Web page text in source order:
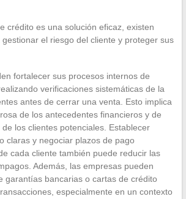
crédito es una solución eficaz, existen
el riesgo del cliente y proteger sus
fortalecer sus procesos internos de
verificaciones sistemáticas de la
antes de cerrar una venta. Esto implica
de los antecedentes financieros y de
los clientes potenciales. Establecer
claras y negociar plazos de pago
cada cliente también puede reducir las
Además, las empresas pueden
garantías bancarias o cartas de crédito
especialmente en un contexto